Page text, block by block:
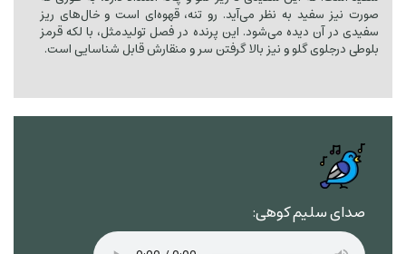
صورت نیز سفید به نظر می‌آید. رو تنه، قهوه‌ای است و خال‌های ریز
سفیدی در آن دیده می‌شود. این پرنده در فصل تولیدمثل، با لکه قرمز
بلوطی درجلوی گلو و نیز بالا گرفتن سر و منقارش قابل شناسایی است.
صدای سلیم کوهی: